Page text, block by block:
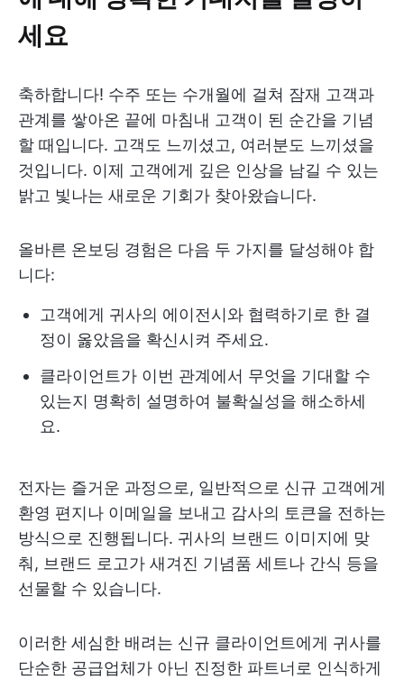
세요
축하합니다! 수주 또는 수개월에 걸쳐 잠재 고객과
관계를 쌓아온 끝에 마침내 고객이 된 순간을 기념
할 때입니다. 고객도 느끼셨고, 여러분도 느끼셨을
것입니다. 이제 고객에게 깊은 인상을 남길 수 있는
밝고 빛나는 새로운 기회가 찾아왔습니다.
올바른 온보딩 경험은 다음 두 가지를 달성해야 합
니다:
고객에게 귀사의 에이전시와 협력하기로 한 결
정이 옳았음을 확신시켜 주세요.
클라이언트가 이번 관계에서 무엇을 기대할 수
있는지 명확히 설명하여 불확실성을 해소하세
요.
전자는 즐거운 과정으로, 일반적으로 신규 고객에게
환영 편지나 이메일을 보내고 감사의 토큰을 전하는
방식으로 진행됩니다. 귀사의 브랜드 이미지에 맞
춰, 브랜드 로고가 새겨진 기념품 세트나 간식 등을
선물할 수 있습니다.
이러한 세심한 배려는 신규 클라이언트에게 귀사를
단순한 공급업체가 아닌 진정한 파트너로 인식하게